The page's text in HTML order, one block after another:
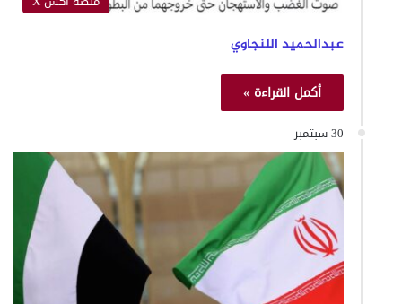
عبدالحميد اللنجاوي
أكمل القراءة »
30 سبتمبر